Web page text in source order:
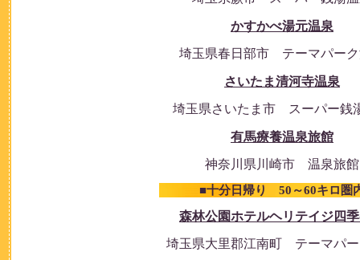
かすかべ湯元温泉
埼玉県春日部市 テーマパー
さいたま清河寺温泉
埼玉県さいたま市 スーパー銭
有馬療養温泉旅館
神奈川県川崎市 温泉旅館
■十分日帰り 50～60キロ圏
森林公園ホテルヘリテイジ四
埼玉県大里郡江南町 テーマパ